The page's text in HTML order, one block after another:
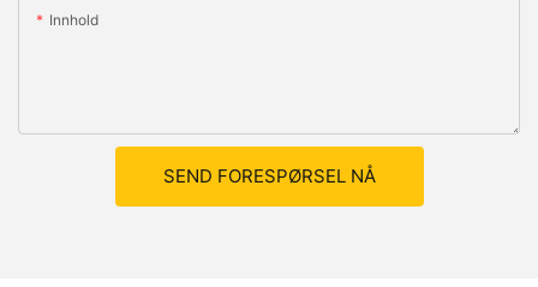
Innhold
SEND FORESPØRSEL NÅ